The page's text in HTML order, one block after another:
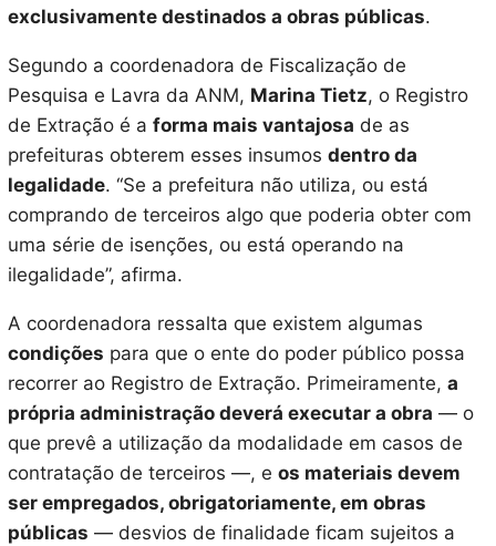
exclusivamente destinados a obras públicas.
Segundo a coordenadora de Fiscalização de
Pesquisa e Lavra da ANM, Marina Tietz, o Registro
de Extração é a forma mais vantajosa de as
prefeituras obterem esses insumos dentro da
legalidade. “Se a prefeitura não utiliza, ou está
comprando de terceiros algo que poderia obter com
uma série de isenções, ou está operando na
ilegalidade”, afirma.
A coordenadora ressalta que existem algumas
condições para que o ente do poder público possa
recorrer ao Registro de Extração. Primeiramente, a
própria administração deverá executar a obra — o
que prevê a utilização da modalidade em casos de
contratação de terceiros —, e os materiais devem
ser empregados, obrigatoriamente, em obras
públicas — desvios de finalidade ficam sujeitos a